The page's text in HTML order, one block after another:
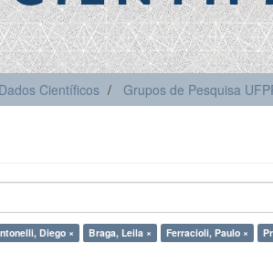
Científicos Grupos de Pesquisa
Diego × Braga, Leila × Ferracioli, Paulo ×